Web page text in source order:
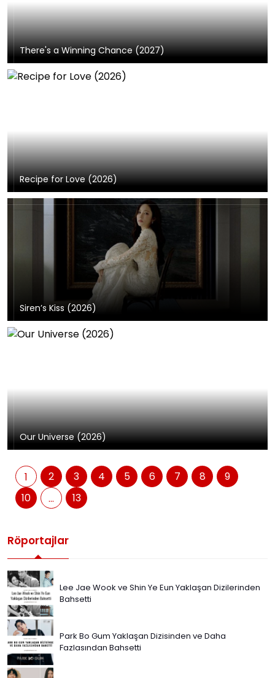
There's a Winning Chance (2027)
Recipe for Love (2026)
Siren’s Kiss (2026)
Our Universe (2026)
1 2 3 4 5 6 7 8
9
10
... 13
Röportajlar
Lee Jae Wook ve Shin Ye Eun Yaklaşan Dizilerinden
Bahsetti
Park Bo Gum Yaklaşan Dizisinden ve Daha
Fazlasından Bahsetti